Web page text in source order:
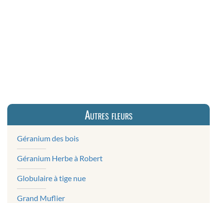
Autres fleurs
Géranium des bois
Géranium Herbe à Robert
Globulaire à tige nue
Grand Muflier